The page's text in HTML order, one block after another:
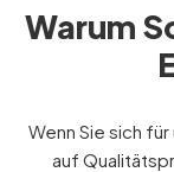
möchten, ist
Warum
Wenn Sie sich
auf